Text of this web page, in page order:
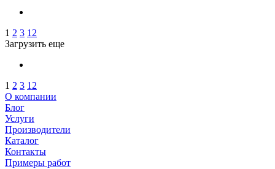
1 2 3 12
Загрузить еще
1 2 3 12
О компании
Блог
Услуги
Производители
Каталог
Контакты
Примеры работ